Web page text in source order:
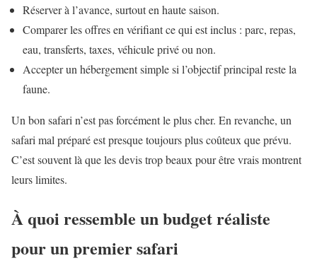
Réserver à l’avance, surtout en haute saison.
Comparer les offres en vérifiant ce qui est inclus : parc, repas,
eau, transferts, taxes, véhicule privé ou non.
Accepter un hébergement simple si l’objectif principal reste la
faune.
Un bon safari n’est pas forcément le plus cher. En revanche, un
safari mal préparé est presque toujours plus coûteux que prévu.
C’est souvent là que les devis trop beaux pour être vrais montrent
leurs limites.
À quoi ressemble un budget réaliste
pour un premier safari